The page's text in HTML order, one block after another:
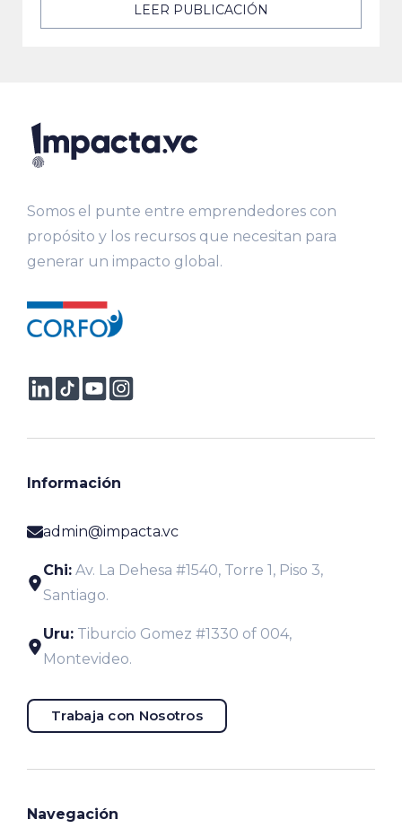
LEER PUBLICACIÓN
Somos el punte entre emprendedores con
propósito y los recursos que necesitan para
generar un impacto global.
Información
admin@impacta.vc
Chi: Av. La Dehesa #1540, Torre 1, Piso 3,
Santiago.
Uru: Tiburcio Gomez #1330 of 004,
Montevideo.
Trabaja con Nosotros
Navegación